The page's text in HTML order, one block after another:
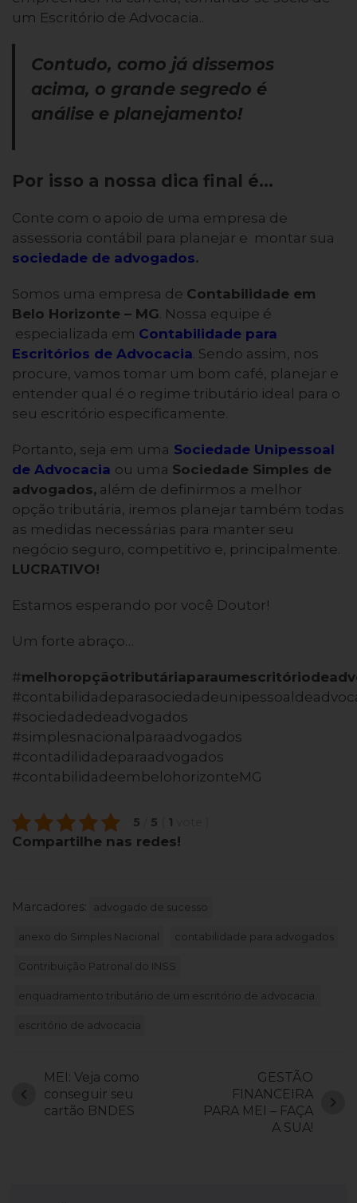
um Escritório de Advocacia..
Contudo, como já dissemos
acima, o grande segredo é
análise e planejamento!
Por isso a nossa dica final é…
Conte com o apoio de uma empresa de
assessoria contábil para planejar e montar sua
sociedade de advogados.
Somos uma empresa de Contabilidade em
Belo Horizonte – MG. Nossa equipe é
especializada em Contabilidade para
Escritórios de Advocacia. Sendo assim, nos
procure, vamos tomar um bom café, planejar e
entender qual é o regime tributário ideal para o
seu escritório especificamente.
Portanto, seja em uma Sociedade Unipessoal
de Advocacia ou uma Sociedade Simples de
advogados, além de definirmos a melhor
opção tributária, iremos planejar também todas
as medidas necessárias para manter seu
negócio seguro, competitivo e, principalmente.
LUCRATIVO!
Estamos esperando por você Doutor!
Um forte abraço…
#
#sociedadedeadvogados
#simplesnacionalparaadvogados
#contadilidadeparaadvogados
#contabilidadeembelohorizonteMG
5 5 1
Compartilhe nas redes!
Marcadores: advogado de sucesso
anexo do Simples Nacional contabilidade para advogados
Contribuição Patronal do INSS
enquadramento tributário de um escritório de advocacia.
escritório de advocacia
MEI: Veja como
conseguir seu
cartão BNDES
chevron_left
GESTÃO
FINANCEIRA
PARA MEI – FAÇA
A SUA!
chevron_right